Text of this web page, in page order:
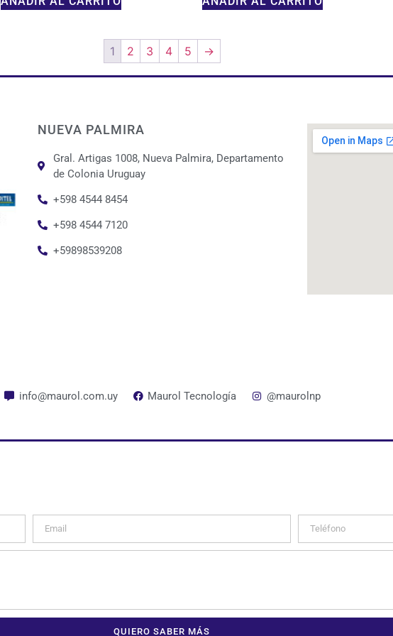
1 2 3 4 5 →
NUEVA PALMIRA
Gral. Artigas 1008, Nueva Palmira, Departamento
de Colonia Uruguay
+598 4544 8454
+598 4544 7120
+59898539208
info@maurol.com.uy Maurol Tecnología @maurolnp
QUIERO SABER MÁS